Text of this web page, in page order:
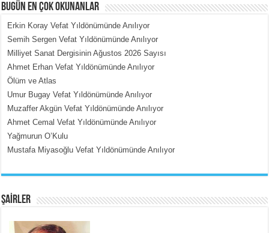
MEHMET ÇOBAN
İçerdeki Put Dışardaki Maskeler...
BUGÜN EN ÇOK OKUNANLAR
Erkin Koray Vefat Yıldönümünde Anılıyor
Semih Sergen Vefat Yıldönümünde Anılıyor
Milliyet Sanat Dergisinin Ağustos 2026 Sayısı
Ahmet Erhan Vefat Yıldönümünde Anılıyor
Ölüm ve Atlas
Umur Bugay Vefat Yıldönümünde Anılıyor
Muzaffer Akgün Vefat Yıldönümünde Anılıyor
Ahmet Cemal Vefat Yıldönümünde Anılıyor
Yağmurun O’Kulu
Mustafa Miyasoğlu Vefat Yıldönümünde Anılıyor
ŞAİRLER